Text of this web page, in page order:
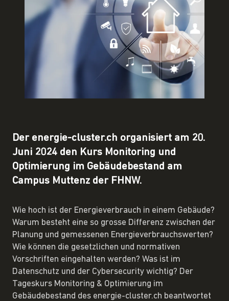
Der energie-cluster.ch organisiert am 20.
Juni 2024 den Kurs Monitoring und
Optimierung im Gebäudebestand am
Campus Muttenz der FHNW.
Wie hoch ist der Energieverbrauch in einem Gebäude?
Warum besteht eine so grosse Differenz zwischen der
Planung und gemessenen Energieverbrauchswerten?
Wie können die gesetzlichen und normativen
Vorschriften eingehalten werden? Was ist im
Datenschutz und der Cybersecurity wichtig? Der
Tageskurs Monitoring & Optimierung im
Gebäudebestand des energie-cluster.ch beantwortet